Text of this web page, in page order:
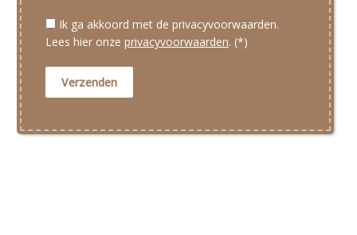
Ik ga akkoord met de privacyvoorwaarden.
Lees hier onze privacyvoorwaarden. (*)